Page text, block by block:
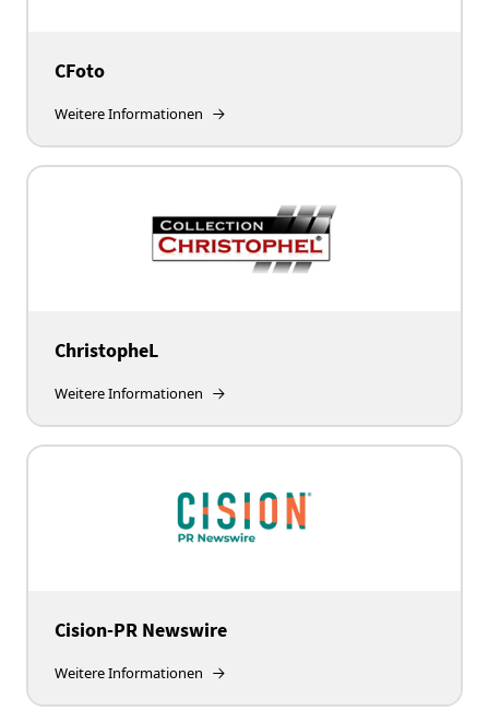
CFoto
Weitere Informationen
ChristopheL
Weitere Informationen
Cision-PR Newswire
Weitere Informationen